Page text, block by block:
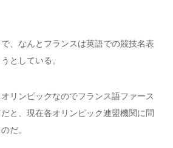
、なんとフランスは英語での競技名表
としている。
リンピックなのでフランス語ファース
と、現在各オリンピック連盟機関に問
だ。